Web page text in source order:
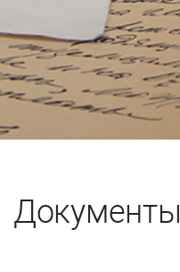
Документы